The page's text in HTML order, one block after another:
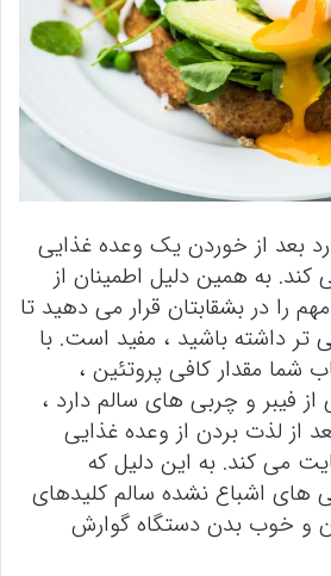
از خوردن یک وعده غذایی
به همین دلیل اطمینان از
را در بشقابتان قرار می دهید تا
داشته باشید ، مفید است. با
شما مقدار کافی پروتئین ،
فیبر و چربی های سالم دارد ،
از لذت بردن از وعده غذایی
می کند. به این دلیل که
های اشباع نشده سالم کلیدهای
و خوب بدن دستگاه گوارش